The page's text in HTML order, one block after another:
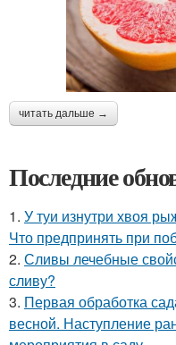
читать дальше →
Последние
1. У туи изнутри хвоя
Что предпринять при
2. Сливы лечебные
сливу?
3. Первая обработка
весной. Наступление